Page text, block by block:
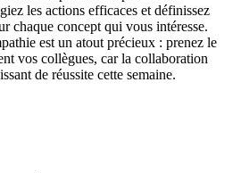
les actions efficaces et définissez
chaque concept qui vous intéresse.
est un atout précieux : prenez le
vos collègues, car la collaboration
de réussite cette semaine.